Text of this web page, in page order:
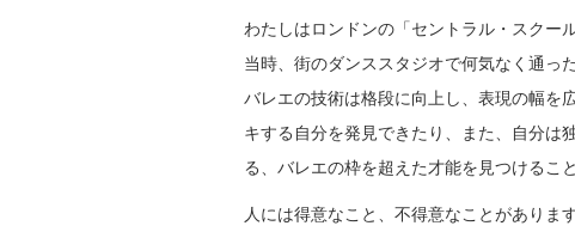
わたしはロンドンの「セントラル・スクー
当時、街のダンススタジオで何気なく通っ
バレエの技術は格段に向上し、表現の幅を
キする自分を発見できたり、また、自分は
る、バレエの枠を超えた才能を見つけるこ
人には得意なこと、不得意なことがありま